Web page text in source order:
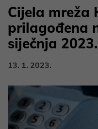
Cijela mreža
prilagođena
siječnja 2023.
13. 1. 2023.